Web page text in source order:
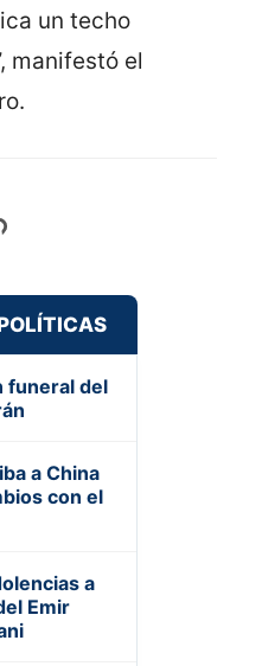
un techo
manifestó el
funeral del
a China
con el
a
Emir